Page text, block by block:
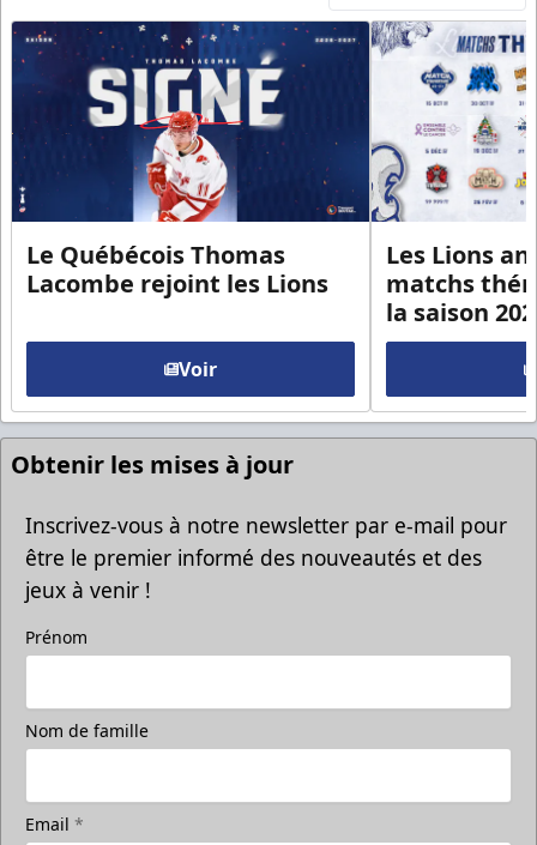
Le Québécois Thomas
Lacombe rejoint les Lions
Voir
Les Lions
matchs
la saison
Obtenir les mises à jour
Inscrivez-vous à notre newsletter par e-mail pour
être le premier informé des nouveautés et des
jeux à venir !
Prénom
Nom de famille
Email *